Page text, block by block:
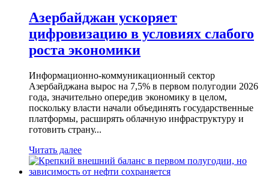
Азербайджан ускоряет
цифровизацию в условиях слабого
роста экономики
Информационно-коммуникационный сектор
Азербайджана вырос на 7,5% в первом полугодии 2026
года, значительно опередив экономику в целом,
поскольку власти начали объединять государственные
платформы, расширять облачную инфраструктуру и
готовить страну...
Читать далее